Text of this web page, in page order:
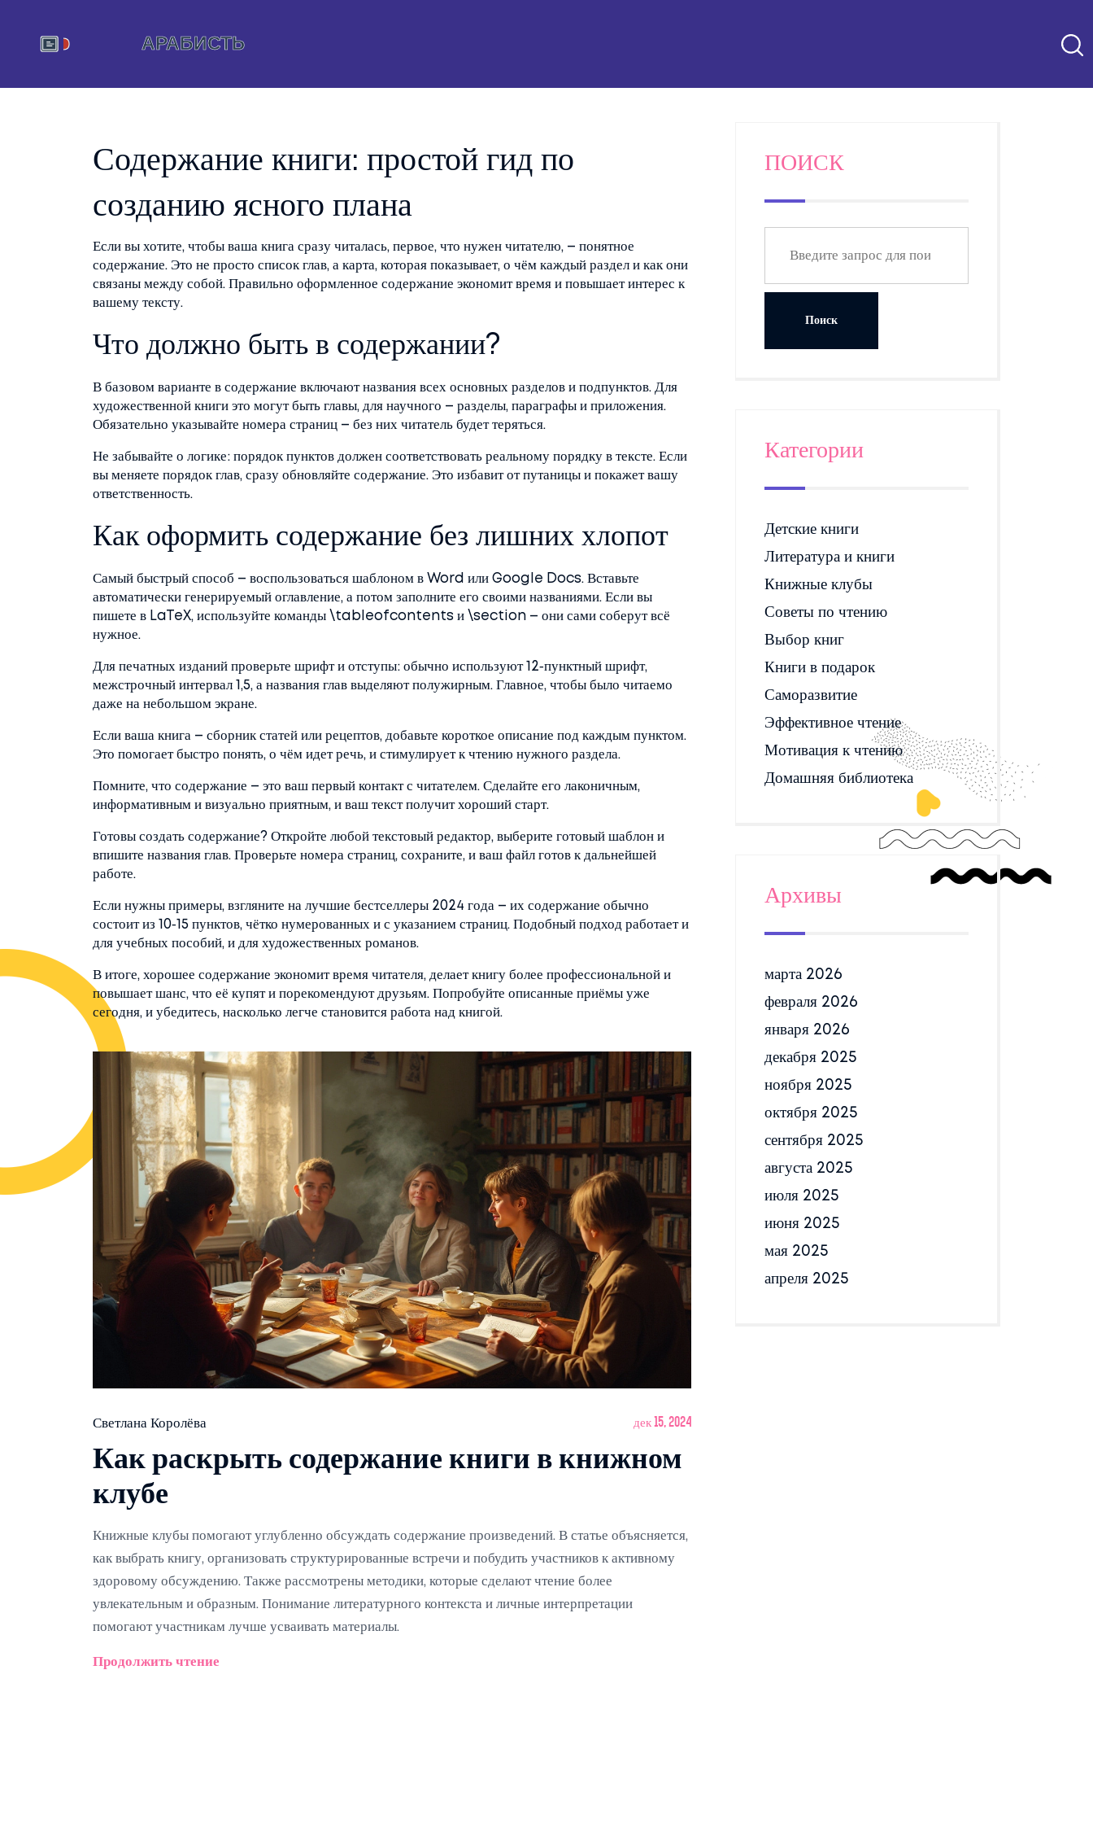
Содержание книги: простой гид по
созданию ясного плана
Если вы хотите, чтобы ваша книга сразу читалась, первое, что нужен читателю, – понятное
содержание. Это не просто список глав, а карта, которая показывает, о чём каждый раздел и как они
связаны между собой. Правильно оформленное содержание экономит время и повышает интерес к
вашему тексту.
Что должно быть в содержании?
В базовом варианте в содержание включают названия всех основных разделов и подпунктов. Для
художественной книги это могут быть главы, для научного – разделы, параграфы и приложения.
Обязательно указывайте номера страниц – без них читатель будет теряться.
Не забывайте о логике: порядок пунктов должен соответствовать реальному порядку в тексте. Если
вы меняете порядок глав, сразу обновляйте содержание. Это избавит от путаницы и покажет вашу
ответственность.
Как оформить содержание без лишних хлопот
Самый быстрый способ – воспользоваться шаблоном в Word или Google Docs. Вставьте
автоматически генерируемый оглавление, а потом заполните его своими названиями. Если вы
пишете в LaTeX, используйте команды \tableofcontents и \section – они сами соберут всё
нужное.
Для печатных изданий проверьте шрифт и отступы: обычно используют 12‑пунктный шрифт,
межстрочный интервал 1,5, а названия глав выделяют полужирным. Главное, чтобы было читаемо
даже на небольшом экране.
Если ваша книга – сборник статей или рецептов, добавьте короткое описание под каждым пунктом.
Это помогает быстро понять, о чём идет речь, и стимулирует к чтению нужного раздела.
Помните, что содержание – это ваш первый контакт с читателем. Сделайте его лаконичным,
информативным и визуально приятным, и ваш текст получит хороший старт.
Готовы создать содержание? Откройте любой текстовый редактор, выберите готовый шаблон и
впишите названия глав. Проверьте номера страниц, сохраните, и ваш файл готов к дальнейшей
работе.
Если нужны примеры, взгляните на лучшие бестселлеры 2024 года – их содержание обычно
состоит из 10‑15 пунктов, чётко нумерованных и с указанием страниц. Подобный подход работает и
для учебных пособий, и для художественных романов.
В итоге, хорошее содержание экономит время читателя, делает книгу более профессиональной и
повышает шанс, что её купят и порекомендуют друзьям. Попробуйте описанные приёмы уже
сегодня, и убедитесь, насколько легче становится работа над книгой.
Светлана Королёва дек 15, 2024
Как раскрыть содержание книги в книжном
клубе
Книжные клубы помогают углубленно обсуждать содержание произведений. В статье объясняется,
как выбрать книгу, организовать структурированные встречи и побудить участников к активному
здоровому обсуждению. Также рассмотрены методики, которые сделают чтение более
увлекательным и образным. Понимание литературного контекста и личные интерпретации
помогают участникам лучше усваивать материалы.
Продолжить чтение
ПОИСК
Категории
Детские книги
Литература и книги
Книжные клубы
Советы по чтению
Выбор книг
Книги в подарок
Саморазвитие
Эффективное чтение
Мотивация к чтению
Домашняя библиотека
Архивы
марта 2026
февраля 2026
января 2026
декабря 2025
ноября 2025
октября 2025
сентября 2025
августа 2025
июля 2025
июня 2025
мая 2025
апреля 2025